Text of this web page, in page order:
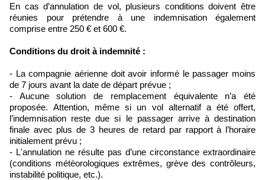
En cas d’annulation de vol, plusieurs conditions doivent être
réunies pour prétendre à une indemnisation également
comprise entre 250 € et 600 €.
Conditions du droit à indemnité :
- La compagnie aérienne doit avoir informé le passager moins
de 7 jours avant la date de départ prévue ;
- Aucune solution de remplacement équivalente n’a été
proposée. Attention, même si un vol alternatif a été offert,
l’indemnisation reste due si le passager arrive à destination
finale avec plus de 3 heures de retard par rapport à l’horaire
initialement prévu ;
- L'annulation ne résulte pas d’une circonstance extraordinaire
(conditions météorologiques extrêmes, grève des contrôleurs,
instabilité politique, etc.).